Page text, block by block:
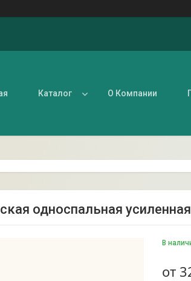
Каталог О Компании
односпальная
В
от